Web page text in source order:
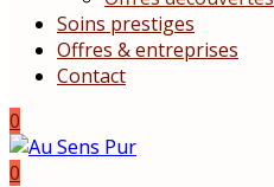
Soins prestiges
Offres & entreprises
Contact
0
0